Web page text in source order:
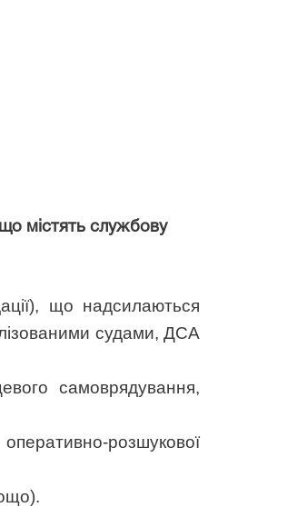
що містять службову
що надсилаються
судами, ДСА
самоврядування,
розшукової